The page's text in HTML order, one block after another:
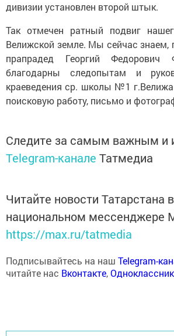
дивизии установлен второй штык.
Так отмечен ратный подвиг
Велижской земле. Мы сейчас знаем,
прапрадед Георгий
благодарны следопытам и
краеведения ср. школы №1
поисковую работу, письмо и
Следите за самым важным и
Telegram-канале Татмедиа
Читайте новости Татарстана в
национальном мессенджере
https://max.ru/tatmedia
Подписывайтесь на наш Telegram-
читайте нас Вконтакте,